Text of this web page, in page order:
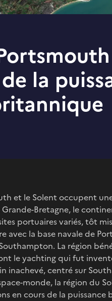
la
et le Solent occupent
Bretagne, le
portuaires variés, tôt
la base navale de
La région
le yachting qui fut
inachevé, centré sur
monde, la région du
en cours de la puissance